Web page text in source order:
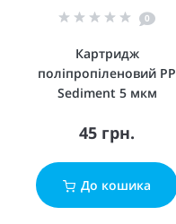
0
Картридж
поліпропіленовий PP
Sediment 5 мкм
45 грн.
До кошика